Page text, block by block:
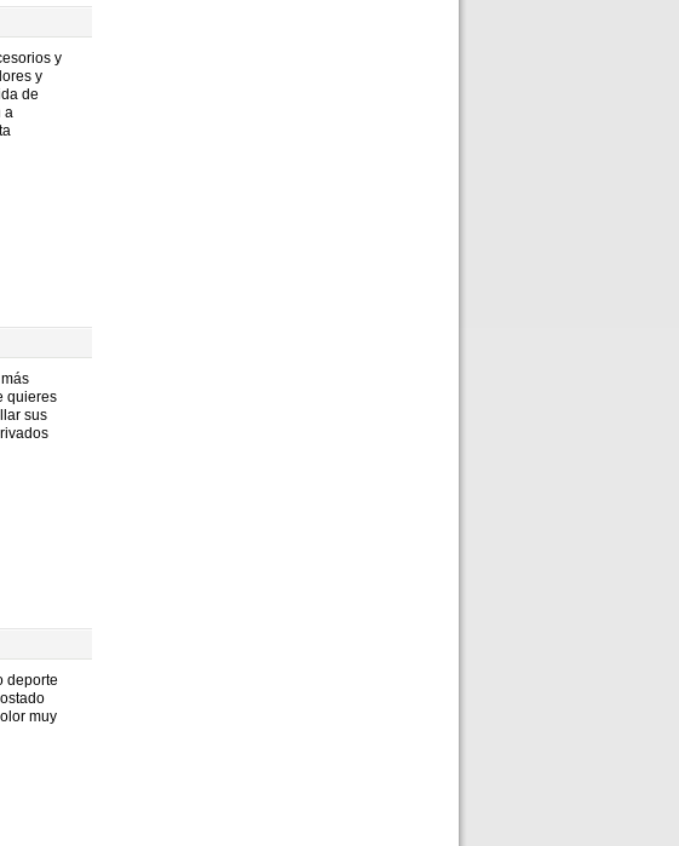
y
y
de
a
quieres
sus
deporte
muy